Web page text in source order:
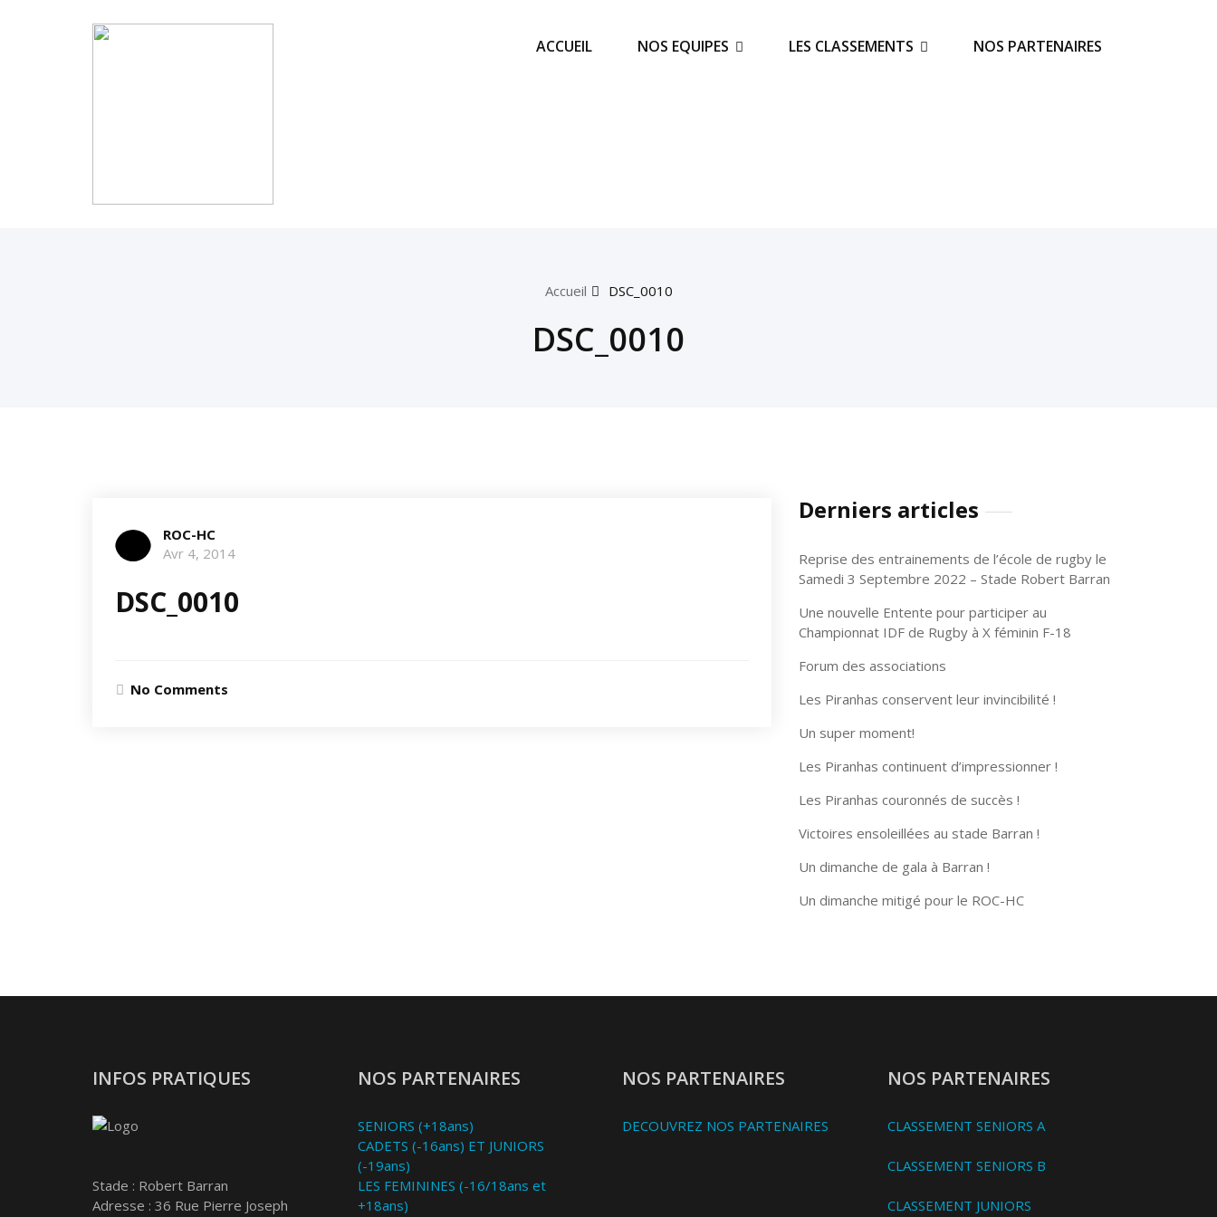
ACCUEIL NOS EQUIPES LES CLASSEMENTS NOS PARTENAIRES
Accueil DSC_0010
DSC_0010
ROC-HC
Avr 4, 2014
DSC_0010
No Comments
Derniers articles
Reprise des entrainements de l’école de rugby le
Samedi 3 Septembre 2022 – Stade Robert Barran
Une nouvelle Entente pour participer au
Championnat IDF de Rugby à X féminin F-18
Forum des associations
Les Piranhas conservent leur invincibilité !
Un super moment!
Les Piranhas continuent d’impressionner !
Les Piranhas couronnés de succès !
Victoires ensoleillées au stade Barran !
Un dimanche de gala à Barran !
Un dimanche mitigé pour le ROC-HC
INFOS PRATIQUES
Stade : Robert Barran
Adresse : 36 Rue Pierre Joseph
NOS PARTENAIRES
SENIORS (+18ans)
CADETS (-16ans) ET JUNIORS
(-19ans)
LES FEMININES (-16/18ans et
+18ans)
NOS PARTENAIRES
DECOUVREZ NOS PARTENAIRES
NOS PARTENAIRES
CLASSEMENT SENIORS A
CLASSEMENT SENIORS B
CLASSEMENT JUNIORS